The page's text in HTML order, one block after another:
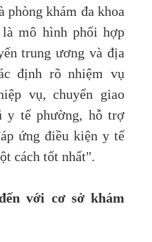
khám đa khoa
mô hình phối hợp
trung ương và địa
định rõ nhiệm vụ
vụ, chuyển giao
y tế phường, hỗ trợ
ứng điều kiện y tế
cách tốt nhất".
với cơ sở khám